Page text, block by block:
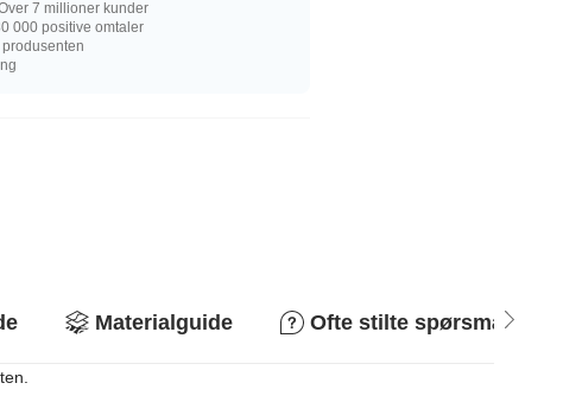
7 millioner kunder
000 positive omtaler
Materialguide Ofte stilte spørsmål